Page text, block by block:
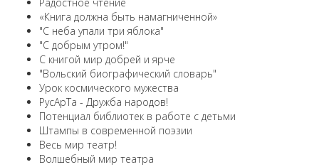
«Книга должна быть намагниченной»
"С неба упали три яблока"
"С добрым утром!"
С книгой мир добрей и ярче
"Вольский биографический словарь"
Урок космического мужества
РусАрТа - Дружба народов!
Потенциал библиотек в работе с детьми
Штампы в современной поэзии
Весь мир театр!
Волшебный мир театра